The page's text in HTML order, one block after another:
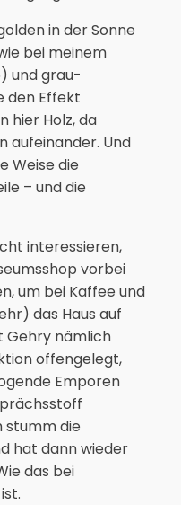
in der Sonne
bei meinem
und grau-
den Effekt
hier Holz, da
aufeinander. Und
Weise die
– und die
interessieren,
vorbei
um bei Kaffee und
das Haus auf
Gehry nämlich
offengelegt,
Emporen
stumm die
hat dann wieder
das bei